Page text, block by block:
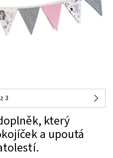
z 3
který
a upoutá